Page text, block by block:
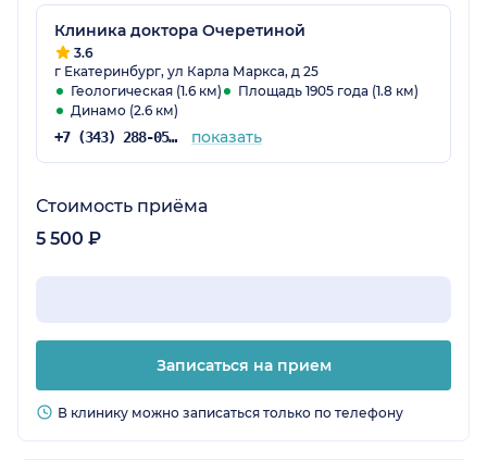
Клиника доктора Очеретиной
3.6
г Екатеринбург, ул Карла Маркса, д 25
Геологическая (1.6 км)
Площадь 1905 года (1.8 км)
Динамо (2.6 км)
+7 (343) 288-05-76 показать
Стоимость приёма
5 500 ₽
Записаться на прием
В клинику можно записаться только по телефону